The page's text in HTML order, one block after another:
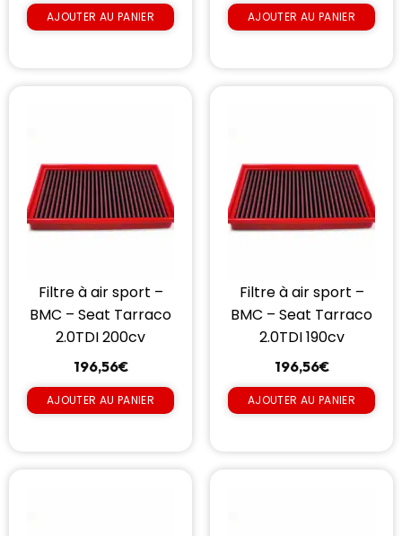
AJOUTER AU PANIER AJOUTER AU PANIER
Filtre à air sport –
BMC – Seat Tarraco
2.0TDI 200cv
196,56€
AJOUTER AU PANIER
Filtre à air sport –
BMC – Seat Tarraco
2.0TDI 190cv
196,56€
AJOUTER AU PANIER